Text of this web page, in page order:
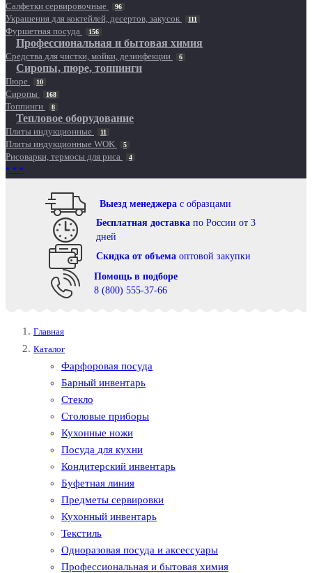
Салфетки сервировочные 96
Украшения для коктейлей, десертов, закусок 111
Фуршетная посуда 156
Профессиональная и бытовая химия
Средства для чистки, мойки, дезинфекции 6
Сиропы, пюре, топпинги
Пюре 10
Сиропы 168
Топпинги 8
Тепловое оборудование
Плиты индукционные 11
Плиты индукционные WOK 5
Рисоварки, термосы для риса 4
• • •
Выезд менеджера с образцами
Бесплатная доставка по России от 3
дней
Cкидка от объема оптовой закупки
Помощь в подборе
8 (800) 555-37-66
Главная
Каталог
Фарфоровая посуда
Барный инвентарь
Стекло
Столовые приборы
Кухонные ножи
Посуда для кухни
Кондитерский инвентарь
Буфетная линия
Предметы сервировки
Кухонный инвентарь
Текстиль
Одноразовая посуда и аксессуары
Профессиональная и бытовая химия